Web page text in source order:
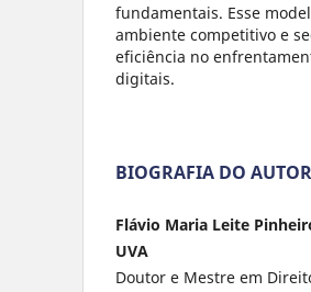
fundamentais. Esse
ambiente competitivo e
eficiência no
digitais.
BIOGRAFIA DO AUTOR
Flávio Maria Leite
UVA
Doutor e Mestre em